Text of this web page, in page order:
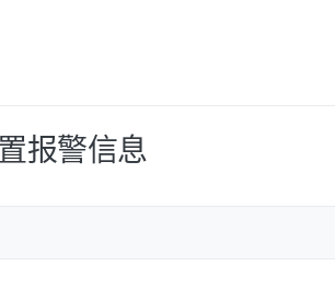
报警信息